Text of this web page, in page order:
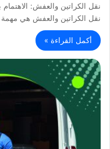
نقل الكراتين والعفش: الاهتمام
نقل الكراتين والعفش هي
أكمل القراءة »